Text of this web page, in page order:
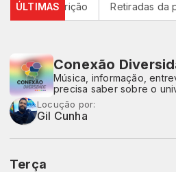
ÚLTIMAS
de inscrição Retiradas da
Conexão
Música, informação,
precisa saber sobre o
Locução por:
Gil Cunha
Terça